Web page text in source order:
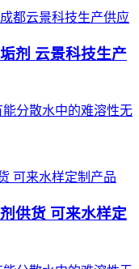
成都云景科技生产供应
剂 云景科技生产
能分散水中的难溶性无
可来水样定制产品
供货 可来水样定